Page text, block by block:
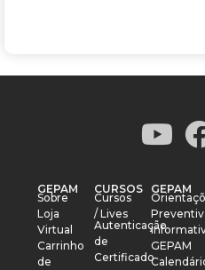
GEPAM
Sobre
Loja
Virtual
Carrinho
de
CURSOS
Cursos
/ Lives
Autenticação
de
Certificado
GEPAM
GEPAM